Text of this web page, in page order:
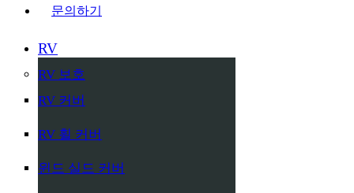
문의하기
RV
RV 보호
RV 커버
RV 휠 커버
윈드 실드 커버